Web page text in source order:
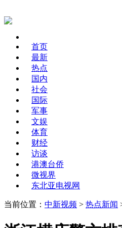
首页
最新
热点
国内
社会
国际
军事
文娱
体育
财经
访谈
港澳台侨
微视界
东北亚电视网
当前位置： 中新视频 > 热点新闻